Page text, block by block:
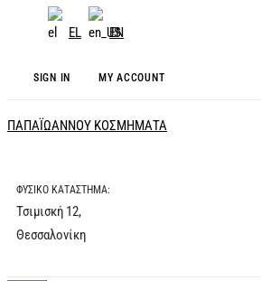
EL EN
SIGN IN MY ACCOUNT
ΠΑΠΑΪΩΑΝΝΟΥ ΚΟΣΜΗΜΑΤΑ
ΦΥΣΙΚΟ ΚΑΤΑΣΤΗΜΑ:
Τσιμισκή 12,
Θεσσαλονίκη